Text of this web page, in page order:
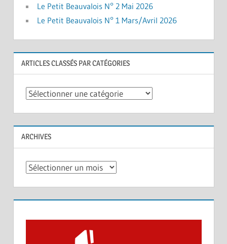
Le Petit Beauvalois N° 2 Mai 2026
Le Petit Beauvalois N° 1 Mars/Avril 2026
ARTICLES CLASSÉS PAR CATÉGORIES
Articles
catégories
ARCHIVES
Archives